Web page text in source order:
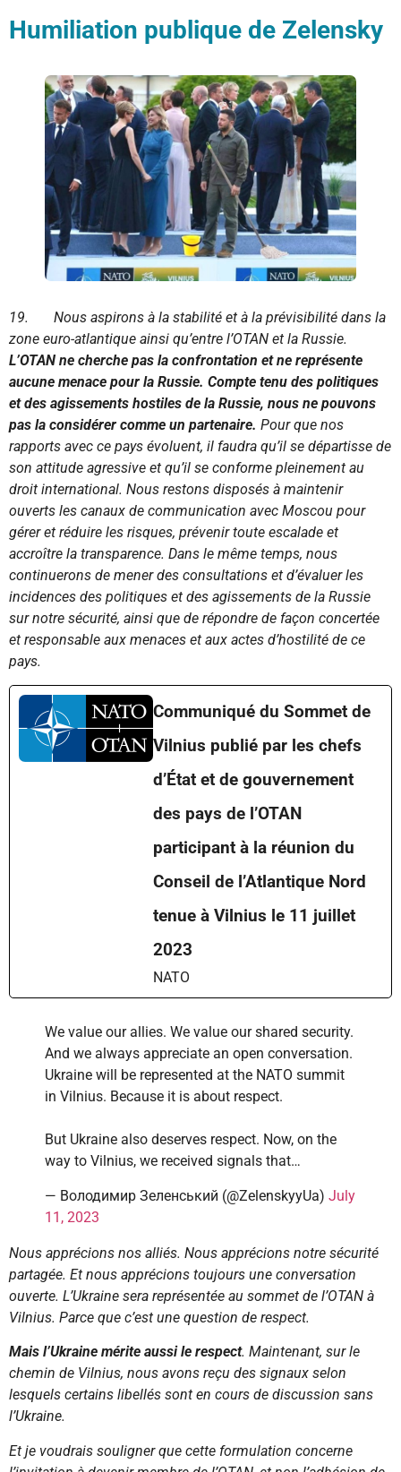
Humiliation publique de Zelensky
19. Nous aspirons à la stabilité et à la prévisibilité dans la
zone euro-atlantique ainsi qu’entre l’OTAN et la Russie.
L’OTAN ne cherche pas la confrontation et ne représente
aucune menace pour la Russie. Compte tenu des politiques
et des agissements hostiles de la Russie, nous ne pouvons
pas la considérer comme un partenaire. Pour que nos
rapports avec ce pays évoluent, il faudra qu’il se départisse de
son attitude agressive et qu’il se conforme pleinement au
droit international. Nous restons disposés à maintenir
ouverts les canaux de communication avec Moscou pour
gérer et réduire les risques, prévenir toute escalade et
accroître la transparence. Dans le même temps, nous
continuerons de mener des consultations et d’évaluer les
incidences des politiques et des agissements de la Russie
sur notre sécurité, ainsi que de répondre de façon concertée
et responsable aux menaces et aux actes d’hostilité de ce
pays.
Communiqué du Sommet de
Vilnius publié par les chefs
d’État et de gouvernement
des pays de l’OTAN
participant à la réunion du
Conseil de l’Atlantique Nord
tenue à Vilnius le 11 juillet
2023
NATO
We value our allies. We value our shared security.
And we always appreciate an open conversation.
Ukraine will be represented at the NATO summit
in Vilnius. Because it is about respect.
But Ukraine also deserves respect. Now, on the
way to Vilnius, we received signals that…
— Володимир Зеленський (@ZelenskyyUa) July
11, 2023
Nous apprécions nos alliés. Nous apprécions notre sécurité
partagée. Et nous apprécions toujours une conversation
ouverte. L’Ukraine sera représentée au sommet de l’OTAN à
Vilnius. Parce que c’est une question de respect.
Mais l’Ukraine mérite aussi le respect. Maintenant, sur le
chemin de Vilnius, nous avons reçu des signaux selon
lesquels certains libellés sont en cours de discussion sans
l’Ukraine.
Et je voudrais souligner que cette formulation concerne